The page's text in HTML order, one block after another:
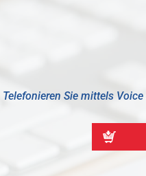
Telefonieren Sie mittels